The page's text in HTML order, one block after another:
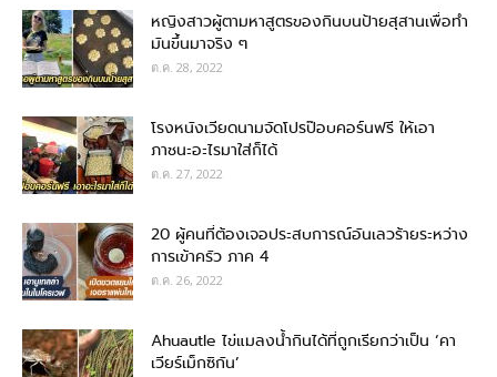
หญิงสาวผู้ตามหาสูตรของกินบนป้ายสุสานเพื่อทำ
มันขึ้นมาจริง ๆ
ต.ค. 28, 2022
โรงหนังเวียดนามจัดโปรป๊อบคอร์นฟรี ให้เอา
ภาชนะอะไรมาใส่ก็ได้
ต.ค. 27, 2022
20 ผู้คนที่ต้องเจอประสบการณ์อันเลวร้ายระหว่าง
การเข้าครัว ภาค 4
ต.ค. 26, 2022
Ahuautle ไข่แมลงน้ำกินได้ที่ถูกเรียกว่าเป็น ‘คา
เวียร์เม็กซิกัน’